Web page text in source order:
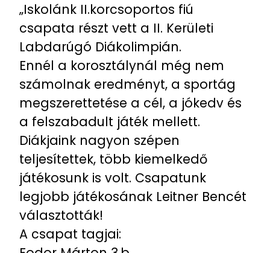
„Iskolánk II.korcsoportos fiú
csapata részt vett a II. Kerületi
Labdarúgó Diákolimpián.
Ennél a korosztálynál még nem
számolnak eredményt, a sportág
megszerettetése a cél, a jókedv és
a felszabadult játék mellett.
Diákjaink nagyon szépen
teljesítettek, több kiemelkedő
játékosunk is volt. Csapatunk
legjobb játékosának Leitner Bencét
választották!
A csapat tagjai: